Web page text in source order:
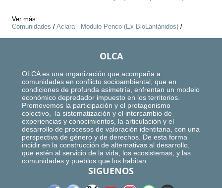
Ver más:
Comunidades / Aclara - Módulo Penco (Ex BioLantánidos) /
OLCA
OLCA es una organización que acompaña a
comunidades en conflicto socioambiental, que en
condiciones de profunda asimetría, enfrentan un modelo
económico depredador impuesto en los territorios.
Promovemos la participación y el protagonismo
colectivo, la sistematización y el intercambio de
experiencias y conocimientos, la articulación y el
desarrollo de procesos de valoración identitaria, con una
perspectiva de género y de derechos. De esta forma
incidir en la construcción de alternativas al desarrollo,
que estén al servicio de la vida, los ecosistemas, y las
comunidades y pueblos que los habitan.
SIGUENOS